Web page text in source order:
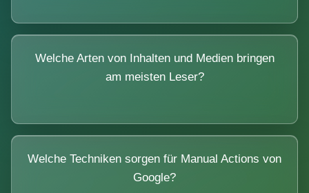
Welche Arten von Inhalten und Medien bringen
am meisten Leser?
Welche Techniken sorgen für Manual Actions von
Google?